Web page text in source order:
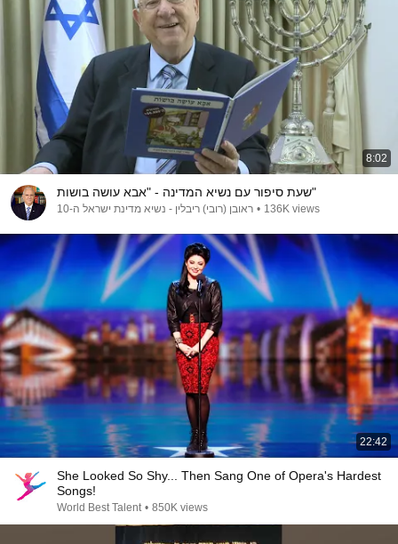
8:02
שעת סיפור עם נשיא המדינה - "אבא עושה בושות"
ראובן (רובי) ריבלין - נשיא מדינת ישראל ה-10 • 136K views
22:42
She Looked So Shy... Then Sang One of Opera's Hardest
Songs!
World Best Talent • 850K views